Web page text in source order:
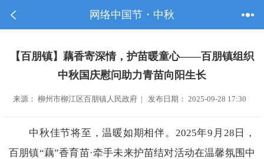
网络中国节・中秋
【百朋镇】藕香寄深情，护苗暖童心——百朋镇组织
中秋国庆慰问助力青苗向阳生长
来源： 柳州市柳江区百朋镇人民政府 | 发布日期： 2025-09-28 17:30
中秋佳节将至，温暖如期相伴。2025年9月28日，
百朋镇“藕”香育苗·牵手未来护苗结对活动在温馨氛围中